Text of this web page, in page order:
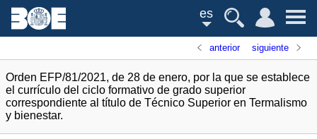
es
anterior siguiente
Orden EFP/81/2021, de 28 de enero, por la que se establece
el currículo del ciclo formativo de grado superior
correspondiente al título de Técnico Superior en Termalismo
y bienestar.